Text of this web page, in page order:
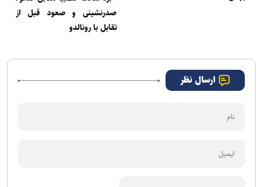
صدرنشینی و صعود قبل از
تقابل با رونالدو
ارسال نظر